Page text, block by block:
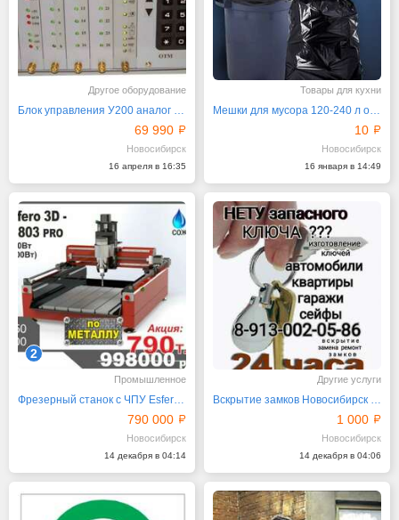
Другое оборудование
Блок управления У200 аналог У171 для ТПА
69 990
Новосибирск
16 апреля в 16:35
Товары для кухни
Мешки для мусора 120-240 л от производителя
10
Новосибирск
16 января в 14:49
2
Промышленное
Фрезерный станок с ЧПУ Esfero 3D-S6803 PRO
790 000
Новосибирск
14 декабря в 04:14
Другие услуги
Вскрытие замков Новосибирск от 1000 рублей срочно
1 000
Новосибирск
14 декабря в 04:06